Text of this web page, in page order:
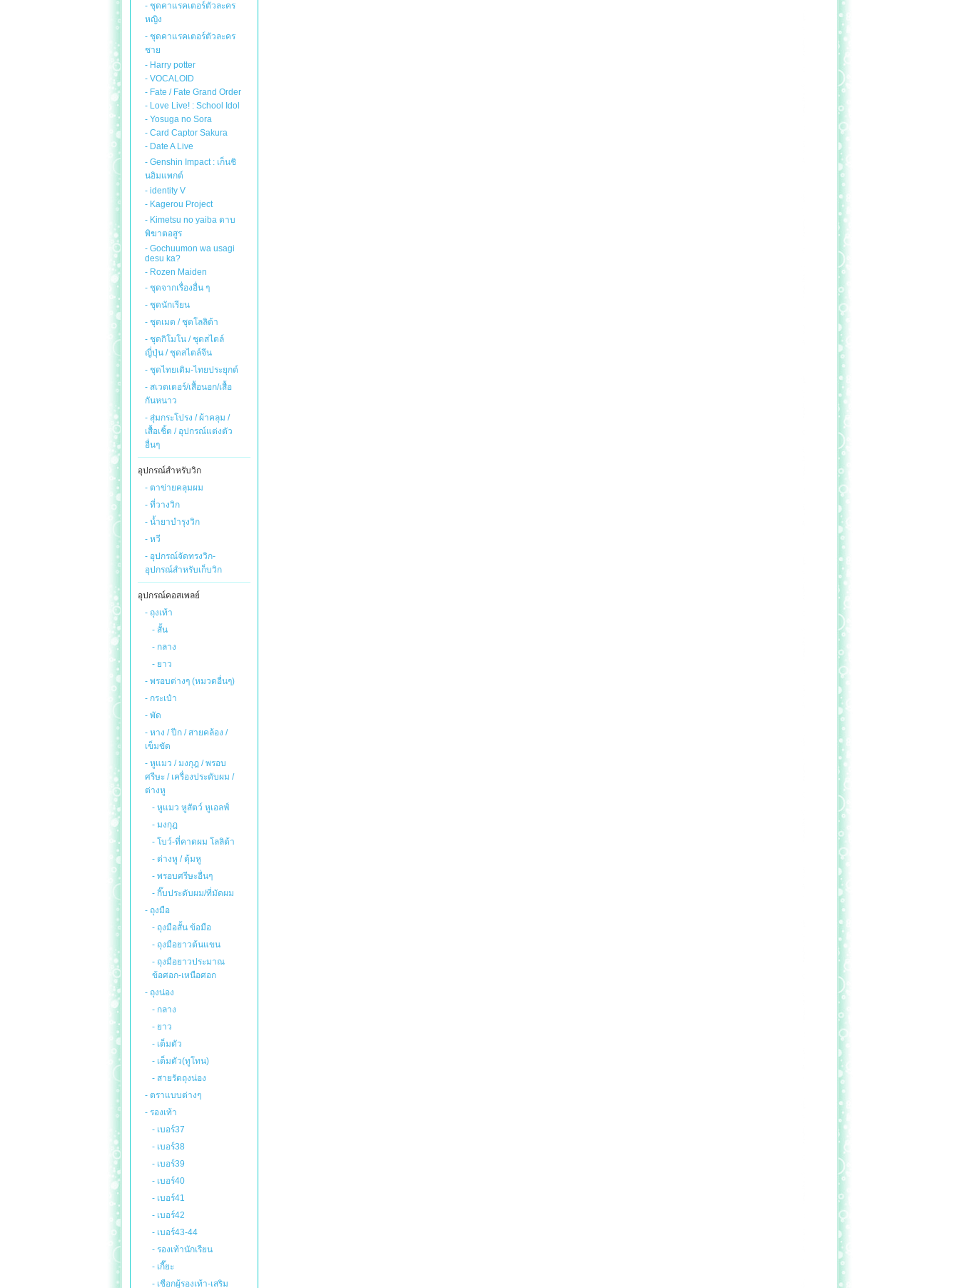
- ชุดคาแรคเตอร์ตัวละคร
หญิง
- ชุดคาแรคเตอร์ตัวละคร
ชาย
- Harry potter
- VOCALOID
- Fate / Fate Grand Order
- Love Live! : School Idol
- Yosuga no Sora
- Card Captor Sakura
- Date A Live
- Genshin Impact : เก็นชิ
นอิมแพกต์
- identity V
- Kagerou Project
- Kimetsu no yaiba ดาบ
พิฆาตอสูร
- Gochuumon wa usagi
desu ka?
- Rozen Maiden
- ชุดจากเรื่องอื่น ๆ
- ชุดนักเรียน
- ชุดเมด / ชุดโลลิต้า
- ชุดกิโมโน / ชุดสไตล์
ญี่ปุ่น / ชุดสไตล์จีน
- ชุดไทยเดิม-ไทยประยุกต์
- สเวตเตอร์/เสื้อนอก/เสื้อ
กันหนาว
- สุ่มกระโปรง / ผ้าคลุม /
เสื้อเชิ้ต / อุปกรณ์แต่งตัว
อื่นๆ
อุปกรณ์สำหรับวิก
- ตาข่ายคลุมผม
- ที่วางวิก
- น้ำยาบำรุงวิก
- หวี
- อุปกรณ์จัดทรงวิก-
อุปกรณ์สำหรับเก็บวิก
อุปกรณ์คอสเพลย์
- ถุงเท้า
- สั้น
- กลาง
- ยาว
- พรอบต่างๆ (หมวดอื่นๆ)
- กระเป๋า
- พัด
- หาง / ปีก / สายคล้อง /
เข็มขัด
- หูแมว / มงกุฎ / พรอบ
ศรีษะ / เครื่องประดับผม /
ต่างหู
- หูแมว หูสัตว์ หูเอลฟ์
- มงกุฎ
- โบว์-ที่คาดผม โลลิต้า
- ต่างหู / ตุ้มหู
- พรอบศรีษะอื่นๆ
- กิ๊บประดับผม/ที่มัดผม
- ถุงมือ
- ถุงมือสั้น ข้อมือ
- ถุงมือยาวต้นแขน
- ถุงมือยาวประมาณ
ข้อศอก-เหนือศอก
- ถุงน่อง
- กลาง
- ยาว
- เต็มตัว
- เต็มตัว(ทูโทน)
- สายรัดถุงน่อง
- ตราแบบต่างๆ
- รองเท้า
- เบอร์37
- เบอร์38
- เบอร์39
- เบอร์40
- เบอร์41
- เบอร์42
- เบอร์43-44
- รองเท้านักเรียน
- เกี๊ยะ
- เชือกผู้รองเท้า-เสริม